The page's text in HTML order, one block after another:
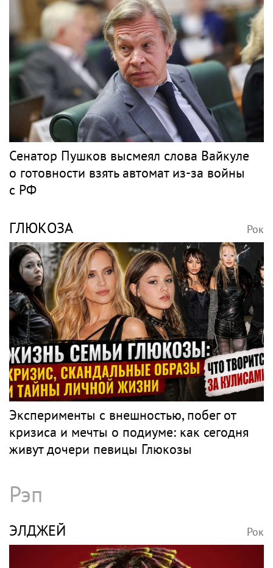
Сенатор Пушков высмеял слова Вайкуле
о готовности взять автомат из-за войны
с РФ
ГЛЮКОЗА Рок
Эксперименты с внешностью, побег от
кризиса и мечты о подиуме: как сегодня
живут дочери певицы Глюкозы
Рэп
ЭЛДЖЕЙ Рок